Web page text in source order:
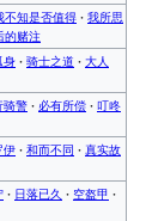
不知是否值得 · 我所思
的赌注
身 · 骑士之道 · 大人
骑警 · 必有所偿 · 叮咚
伊 · 和而不同 · 真实故
· 日落已久 · 空盔甲 ·